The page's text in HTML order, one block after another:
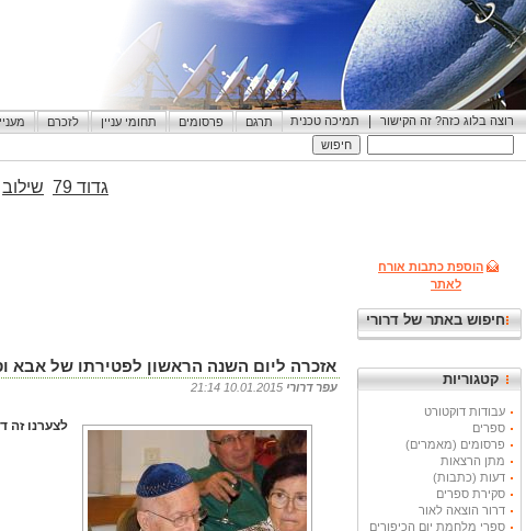
רוצה בלוג כזה? זה הקישור | תמיכה טכנית תרגם פרסומים תחומי עניין לזכרם
הוספת כתבות אורח
לאתר
חיפוש באתר של דרורי
קטגוריות
עבודות דוקטורט
ספרים
פרסומים (מאמרים)
מתן הרצאות
דעות (כתבות)
סקירת ספרים
דרור הוצאה לאור
ספרי מלחמת יום הכיפורים
גדוד 79 שילוב
אזכרה ליום השנה הראשון לפטירתו של אבא
עפר דרורי
לצערנו זה